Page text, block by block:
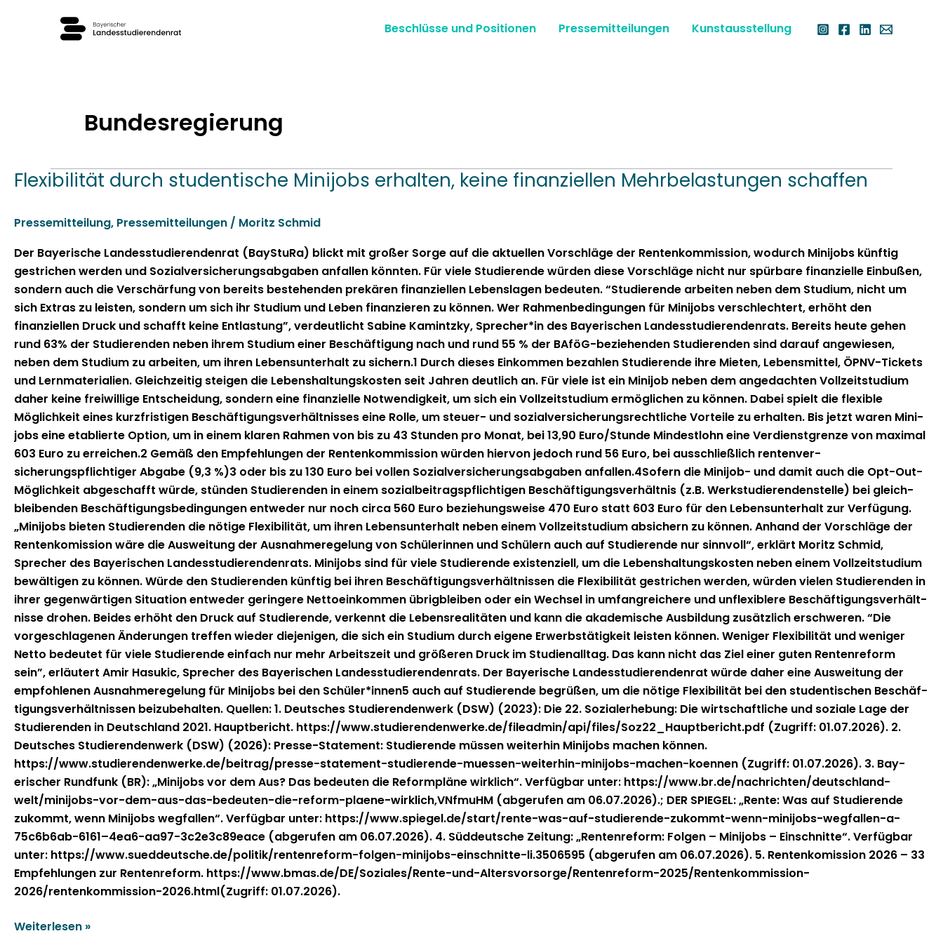
Beschlüsse und Positionen Pressemitteilungen Kunstausstellung
Bundesregierung
Flexibilität durch studentische Minijobs erhalten, keine finanziellen Mehrbelastungen schaffen
Pressemitteilung, Pressemitteilungen / Moritz Schmid
Der Bay­erische Lan­desstudieren­den­rat (BayStu­Ra) blickt mit großer Sorge auf die aktuellen Vorschläge der Rentenkom­mis­sion, wodurch Mini­jobs kün­ftig
gestrichen wer­den und Sozialver­sicherungsab­gaben anfall­en kön­nten. Für viele Studierende wür­den diese Vorschläge nicht nur spür­bare finanzielle Ein­bußen,
son­dern auch die Ver­schär­fung von bere­its beste­hen­den prekären finanziellen Lebensla­gen bedeuten. “Studierende arbeit­en neben dem Studi­um, nicht um
sich Extras zu leis­ten, son­dern um sich ihr Studi­um und Leben finanzieren zu kön­nen. Wer Rah­menbe­din­gun­gen für Mini­jobs ver­schlechtert, erhöht den
finanziellen Druck und schafft keine Ent­las­tung”, verdeut­licht Sabine Kam­intzky, Sprecher*in des Bay­erischen Lan­desstudieren­den­rats. Bere­its heute gehen
rund 63% der Studieren­den neben ihrem Studi­um ein­er Beschäf­ti­gung nach und rund 55 % der BAföG-beziehen­­den Studieren­den sind darauf angewiesen,
neben dem Studi­um zu arbeit­en, um ihren Leben­sun­ter­halt zu sich­ern.1 Durch dieses Einkom­men bezahlen Studierende ihre Mieten, Lebens­mit­tel, ÖPNV-Tick­­ets
und Lern­ma­te­ri­alien. Gle­ichzeit­ig steigen die Leben­shal­tungskosten seit Jahren deut­lich an. Für viele ist ein Mini­job neben dem angedacht­en Vol­lzeit­studi­um
daher keine frei­willige Entschei­dung, son­dern eine finanzielle Notwendigkeit, um sich ein Vol­lzeit­studi­um ermöglichen zu kön­nen. Dabei spielt die flex­i­ble
Möglichkeit eines kurzfristi­gen Beschäf­ti­gungsver­hält­niss­es eine Rolle, um steuer- und sozialver­sicherungsrechtliche Vorteile zu erhal­ten. Bis jet­zt waren Mini­
jobs eine etablierte Option, um in einem klaren Rah­men von bis zu 43 Stun­den pro Monat, bei 13,90 Euro/Stunde Min­dest­lohn eine Ver­di­en­st­gren­ze von max­i­mal
603 Euro zu erre­ichen.2 Gemäß den Empfehlun­gen der Rentenkom­mis­sion wür­den hier­von jedoch rund 56 Euro, bei auss­chließlich renten­ver­
sicherungspflichtiger Abgabe (9,3 %)3 oder bis zu 130 Euro bei vollen Sozialver­sicherungsab­gaben anfall­en.4Sofern die Mini­job- und damit auch die Opt-Out-
Möglichkeit abgeschafft würde, stün­den Studieren­den in einem sozial­beitragspflichti­gen Beschäf­ti­gungsver­hält­nis (z.B. Werk­studieren­den­stelle) bei gle­ich­
bleiben­den Beschäf­ti­gungs­be­din­gun­gen entwed­er nur noch cir­ca 560 Euro beziehungsweise 470 Euro statt 603 Euro für den Leben­sun­ter­halt zur Ver­fü­gung.
„Mini­jobs bieten Studieren­den die nötige Flex­i­bil­ität, um ihren Leben­sun­ter­halt neben einem Vol­lzeit­studi­um absich­ern zu kön­nen. Anhand der Vorschläge der
Rentenkomis­sion wäre die Ausweitung der Aus­nah­meregelung von Schü­lerin­nen und Schülern auch auf Studierende nur sin­nvoll“, erk­lärt Moritz Schmid,
Sprech­er des Bay­erischen Lan­desstudieren­den­rats. Mini­jobs sind für viele Studierende exis­ten­ziell, um die Leben­shal­tungskosten neben einem Vol­lzeit­studi­um
bewälti­gen zu kön­nen. Würde den Studieren­den kün­ftig bei ihren Beschäf­ti­gungsver­hält­nis­sen die Flex­i­bil­ität gestrichen wer­den, wür­den vie­len Studieren­den in
ihrer gegen­wär­ti­gen Sit­u­a­tion entwed­er gerin­gere Net­toeinkom­men übrig­bleiben oder ein Wech­sel in umfan­gre­ichere und unflex­i­blere Beschäf­ti­gungsver­hält­
nisse dro­hen. Bei­des erhöht den Druck auf Studierende, verken­nt die Leben­sre­al­itäten und kann die akademis­che Aus­bil­dung zusät­zlich erschw­eren. “Die
vorgeschla­ge­nen Änderun­gen tre­f­fen wieder diejeni­gen, die sich ein Studi­um durch eigene Erwerb­stätigkeit leis­ten kön­nen. Weniger Flex­i­bil­ität und weniger
Net­to bedeutet für viele Studierende ein­fach nur mehr Arbeit­szeit und größeren Druck im Stu­di­en­all­t­ag. Das kann nicht das Ziel ein­er guten Renten­re­form
sein”, erläutert Amir Hasu­kic, Sprech­er des Bay­erischen Lan­desstudieren­den­rats. Der Bay­erische Lan­desstudieren­den­rat würde daher eine Ausweitung der
emp­fohle­nen Aus­nah­meregelung für Mini­jobs bei den Schüler*innen5 auch auf Studierende begrüßen, um die nötige Flex­i­bil­ität bei den stu­den­tis­chen Beschäf­
ti­gungsver­hält­nis­sen beizube­hal­ten. Quellen: 1. Deutsches Studieren­den­werk (DSW) (2023): Die 22. Sozialer­he­bung: Die wirtschaftliche und soziale Lage der
Studieren­den in Deutsch­land 2021. Haupt­bericht. https://www.studierendenwerke.de/fileadmin/api/files/Soz22_Hauptbericht.pdf (Zugriff: 01.07.2026). 2.
Deutsches Studieren­den­werk (DSW) (2026): Presse-State­­ment: Studierende müssen weit­er­hin Mini­jobs machen kön­nen.
https://www.studierendenwerke.de/beitrag/presse-statement-studierende-muessen-weiterhin-minijobs-machen-koennen (Zugriff: 01.07.2026). 3. Bay­
erisch­er Rund­funk (BR): „Mini­jobs vor dem Aus? Das bedeuten die Reform­pläne wirk­lich“. Ver­füg­bar unter: https://www.br.de/nachrichten/deutschland-
welt/minijobs-vor-dem-aus-das-bedeuten-die-reform-plaene-wirklich,VNfmuHM (abgerufen am 06.07.2026).; DER SPIEGEL: „Rente: Was auf Studierende
zukommt, wenn Mini­jobs weg­fall­en“. Ver­füg­bar unter: https://www.spiegel.de/start/rente-was-auf-studierende-zukommt-wenn-minijobs-wegfallen-a-
75c6b6ab-6161–4ea6-aa97-3c2e3c89eace (abgerufen am 06.07.2026). 4. Süd­deutsche Zeitung: „Renten­re­form: Fol­gen – Mini­jobs – Ein­schnitte“. Ver­füg­bar
unter: https://www.sueddeutsche.de/politik/rentenreform-folgen-minijobs-einschnitte-li.3506595 (abgerufen am 06.07.2026). 5. Rentenkomis­sion 2026 – 33
Empfehlun­gen zur Renten­re­form. https://www.bmas.de/DE/Soziales/Rente-und-Altersvorsorge/Rentenreform-2025/Rentenkommission-
2026/rentenkommission-2026.html(Zugriff: 01.07.2026).
Flexibilität
studentische
Minijobs
erhalten,
keine
finanziellen
Mehrbelastungen
schaffen
Weiterlesen »